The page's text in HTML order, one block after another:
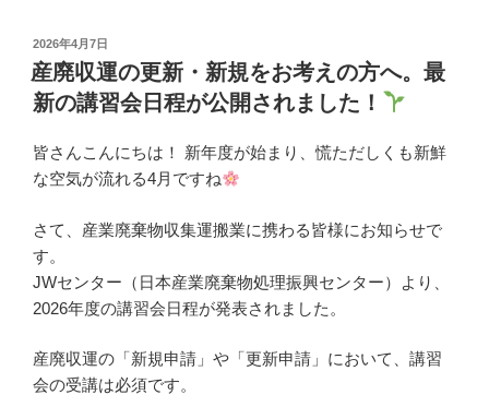
投
稿
日:
2026年4月7日
産廃収運の更新・新規をお考えの方へ。最
新の講習会日程が公開されました！
皆さんこんにちは！ 新年度が始まり、慌ただしくも新鮮
な空気が流れる4月ですね
さて、産業廃棄物収集運搬業に携わる皆様にお知らせで
す。
JWセンター（日本産業廃棄物処理振興センター）より、
2026年度の講習会日程が発表されました。
産廃収運の「新規申請」や「更新申請」において、講習
会の受講は必須です。